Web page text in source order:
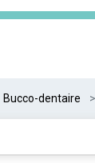
Bucco-dentaire